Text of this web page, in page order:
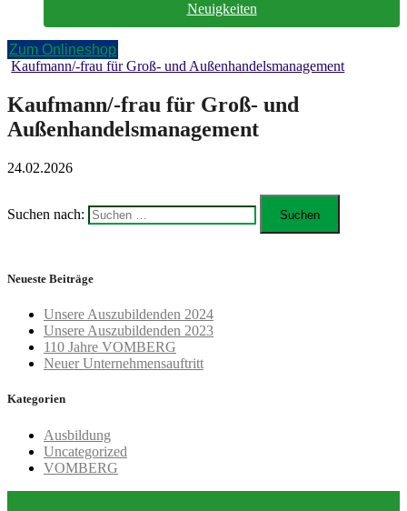
Neuigkeiten
Zum Onlineshop
Kaufmann/-frau für Groß- und Außenhandelsmanagement
Kaufmann/-frau für Groß- und
Außenhandelsmanagement
24.02.2026
Suchen nach:
Neueste Beiträge
Unsere Auszubildenden 2024
Unsere Auszubildenden 2023
110 Jahre VOMBERG
Neuer Unternehmensauftritt
Kategorien
Ausbildung
Uncategorized
VOMBERG